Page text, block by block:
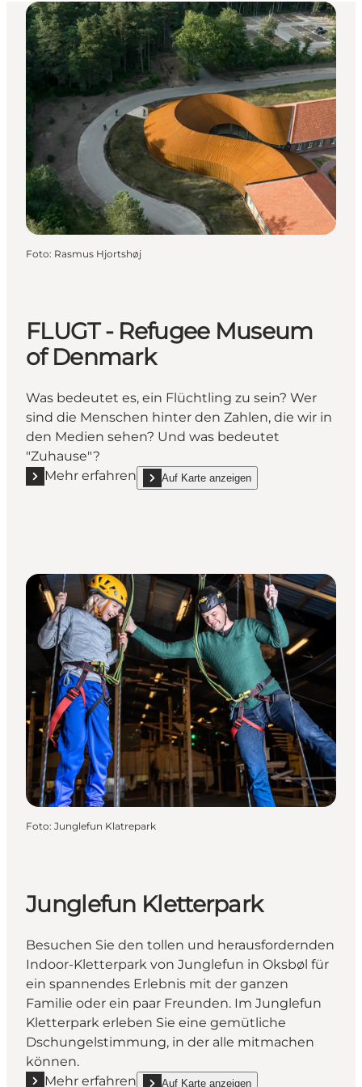
Foto: Rasmus Hjortshøj
FLUGT - Refugee Museum
of Denmark
Was bedeutet es, ein Flüchtling zu sein? Wer
sind die Menschen hinter den Zahlen, die wir in
den Medien sehen? Und was bedeutet
"Zuhause"?
Mehr erfahren
Mehr erfahren "FLUGT - Refugee Museum of
Auf Karte anzeigen
show FLUGT - Refugee Museum of Denmark
Foto: Junglefun Klatrepark
Junglefun Kletterpark
Besuchen Sie den tollen und herausfordernden
Indoor-Kletterpark von Junglefun in Oksbøl für
ein spannendes Erlebnis mit der ganzen
Familie oder ein paar Freunden. Im Junglefun
Kletterpark erleben Sie eine gemütliche
Dschungelstimmung, in der alle mitmachen
können.
Mehr erfahren
Auf Karte anzeigen